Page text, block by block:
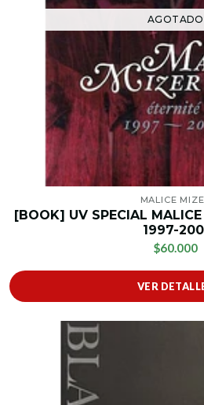
AGOTADO
MALICE
[BOOK] UV SPECIAL
1997-
$60.000
VER